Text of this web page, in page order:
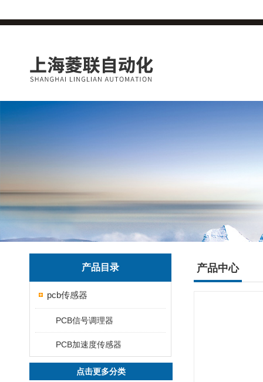
产品目录
pcb传感器
PCB信号调理器
PCB加速度传感器
点击更多分类
产品中心